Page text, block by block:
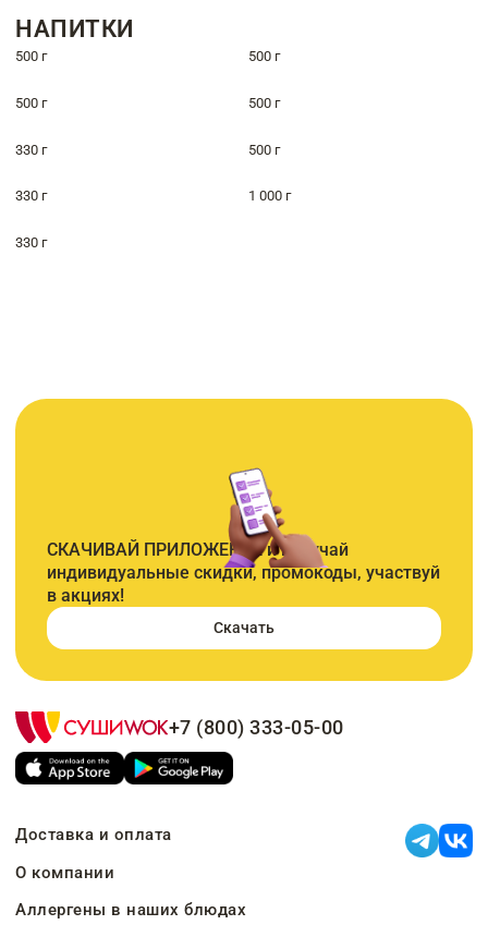
НАПИТКИ
500 г 500 г
500 г 500 г
330 г 500 г
330 г 1 000 г
330 г
СКАЧИВАЙ ПРИЛОЖЕНИЕ и получай
индивидуальные скидки, промокоды, участвуй
в акциях!
Скачать
+7 (800) 333-05-00
Доставка и оплата
О компании
Аллергены в наших блюдах